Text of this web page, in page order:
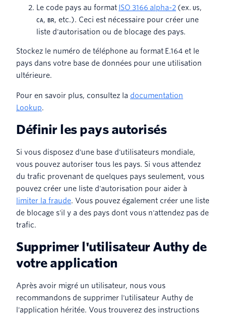
Le code pays au format ISO 3166 alpha-2 (ex. US,
CA, BR, etc.). Ceci est nécessaire pour créer une
liste d'autorisation ou de blocage des pays.
Stockez le numéro de téléphone au format E.164 et le
pays dans votre base de données pour une utilisation
ultérieure.
Pour en savoir plus, consultez la documentation
Lookup.
Définir les pays autorisés
Si vous disposez d'une base d'utilisateurs mondiale,
vous pouvez autoriser tous les pays. Si vous attendez
du trafic provenant de quelques pays seulement, vous
pouvez créer une liste d'autorisation pour aider à
limiter la fraude. Vous pouvez également créer une liste
de blocage s'il y a des pays dont vous n'attendez pas de
trafic.
Supprimer l'utilisateur Authy de
votre application
Après avoir migré un utilisateur, nous vous
recommandons de supprimer l'utilisateur Authy de
l'application héritée. Vous trouverez des instructions